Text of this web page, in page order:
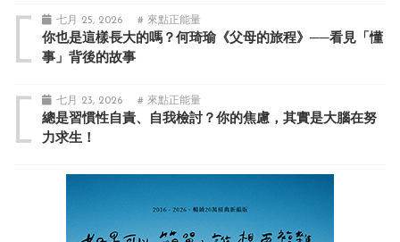
七月 25, 2026 # 來點正能量
你也是這樣長大的嗎？何琦瑜《父母的旅程》──看見「懂
事」背後的故事
七月 23, 2026 # 來點正能量
總是習慣性自責、自我檢討？你的焦慮，其實是大腦在努
力求生！